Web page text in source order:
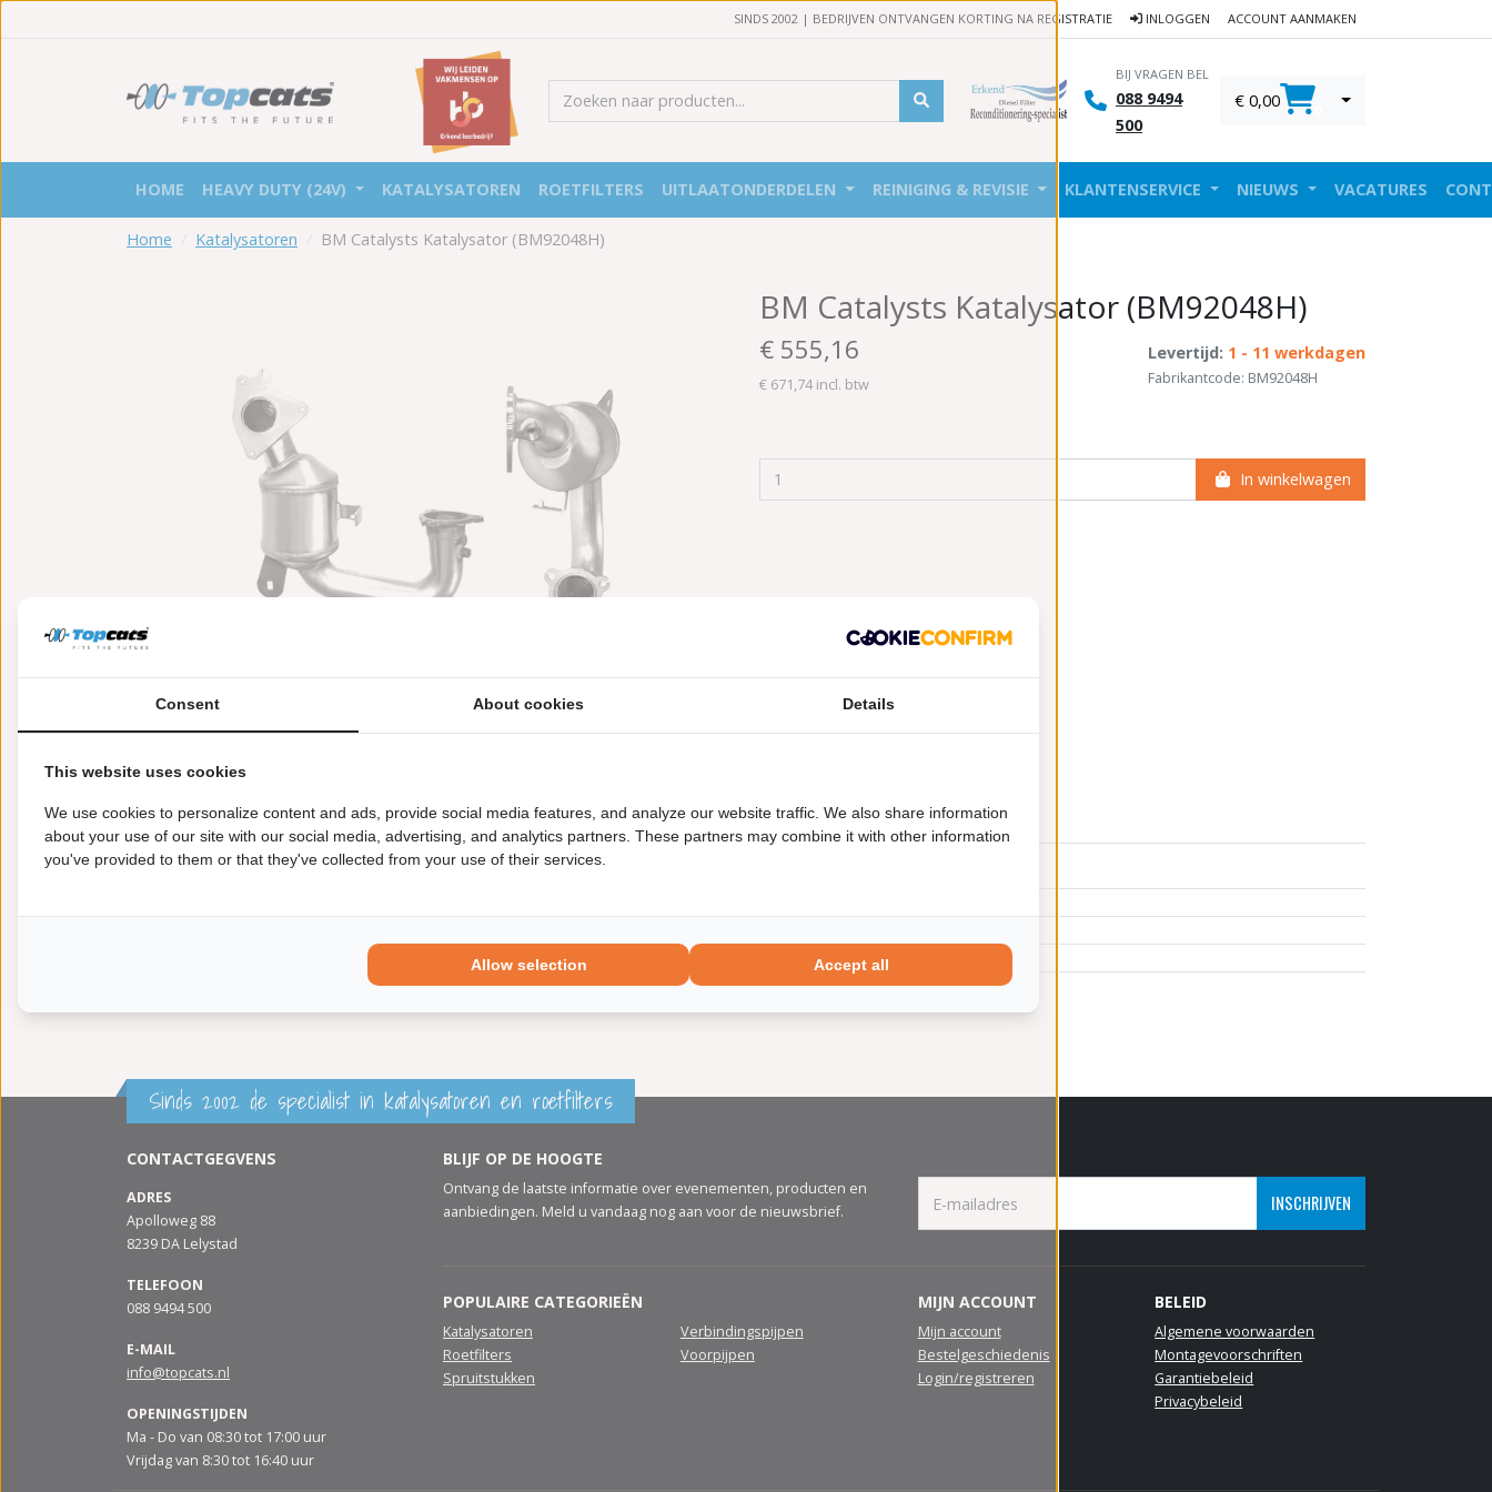
SINDS 2002 | BEDRIJVEN ONTVANGEN KORTING NA REGISTRATIE INLOGGEN ACCOUNT AANMAKEN
BIJ VRAGEN BEL
088 9494
500
€ 0,00
HOME HEAVY DUTY (24V) KATALYSATOREN ROETFILTERS UITLAATONDERDELEN REINIGING & REVISIE KLANTENSERVICE NIEUWS VACATURES
Home Katalysatoren BM Catalysts Katalysator (BM92048H)
BM Catalysts Katalysator (BM92048H)
€ 555,16
€ 671,74 incl. btw
Levertijd: 1 - 11 werkdagen
Fabrikantcode: BM92048H
In winkelwagen
Meer informatie Toepasbaarheid Origineel nummers Levering
2 jaar garantie
Sinds 2002 de specialist in katalysatoren en roetfilters
CONTACTGEGVENS
ADRES
Apolloweg 88
8239 DA Lelystad
TELEFOON
088 9494 500
E-MAIL
info@topcats.nl
OPENINGSTIJDEN
Ma - Do van 08:30 tot 17:00 uur
Vrijdag van 8:30 tot 16:40 uur
BLIJF OP DE HOOGTE
Ontvang de laatste informatie over evenementen, producten en
aanbiedingen. Meld u vandaag nog aan voor de nieuwsbrief.
INSCHRIJVEN
POPULAIRE CATEGORIEËN
Katalysatoren
Roetfilters
Spruitstukken
Verbindingspijpen
Voorpijpen
MIJN ACCOUNT
Mijn account
Bestelgeschiedenis
Login/registreren
BELEID
Algemene voorwaarden
Montagevoorschriften
Garantiebeleid
Privacybeleid
Consent About cookies Details
This website uses cookies
We use cookies to personalize content and ads, provide social media features, and analyze our website traffic. We also share information
about your use of our site with our social media, advertising, and analytics partners. These partners may combine it with other information
you've provided to them or that they've collected from your use of their services.
Allow selection Accept all